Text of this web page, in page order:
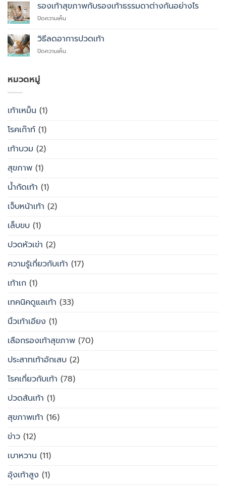
สั่ง
ตัด
รองเท้า
สุขภาพ
สูง
อายุ
ควร
รองเท้า
ไหน
รองเท้าสุขภาพกับรองเท้าธรรมดาต่างกันอย่างไร
ปิดความเห็นบน
สุขภาพ
กับ
รองเท้า
วิธีลดอาการปวดเท้า
ปิดความเห็นบน
หมวดหมู่
เท้าเหม็น (1)
โรคเก๊าท์ (1)
เท้าบวม (2)
สุขภาพ (1)
น้ำกัดเท้า (1)
เจ็บหน้าเท้า (2)
เล็บขบ (1)
ปวดหัวเข่า (2)
ความรู้เกี่ยวกับเท้า (17)
เท้าเก (1)
เทคนิคดูแลเท้า (33)
นิ้วเท้าเอียง (1)
เลือกรองเท้าสุขภาพ (70)
ประสาทเท้าอักเสบ (2)
โรคเกี่ยวกับเท้า (78)
ปวดส้นเท้า (1)
สุขภาพเท้า (16)
ข่าว (12)
เบาหวาน (11)
อุ้งเท้าสูง (1)